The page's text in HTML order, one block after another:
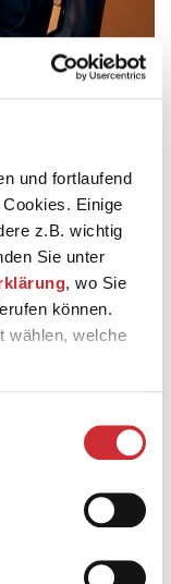
und fortlaufend
Einige
z.B. wichtig
Sie unter
, wo Sie
können.
wählen, welche
für Musik
Ivan Zenaty,
Studiums
Bridgeport